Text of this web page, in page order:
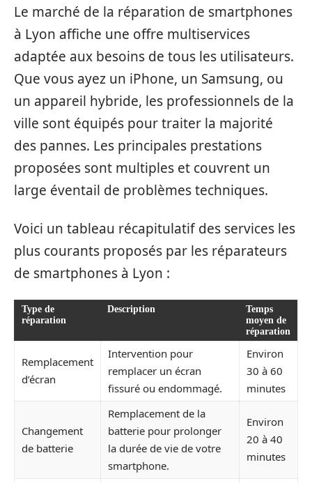
Le marché de la réparation de smartphones
à Lyon affiche une offre multiservices
adaptée aux besoins de tous les utilisateurs.
Que vous ayez un iPhone, un Samsung, ou
un appareil hybride, les professionnels de la
ville sont équipés pour traiter la majorité
des pannes. Les principales prestations
proposées sont multiples et couvrent un
large éventail de problèmes techniques.
Voici un tableau récapitulatif des services les
plus courants proposés par les réparateurs
de smartphones à Lyon :
Type de
réparation
Description
Temps
moyen de
réparation
Remplacement
d’écran
Intervention pour
remplacer un écran
fissuré ou endommagé.
Environ
30 à 60
minutes
Changement
de batterie
Remplacement de la
batterie pour prolonger
la durée de vie de votre
smartphone.
Environ
20 à 40
minutes